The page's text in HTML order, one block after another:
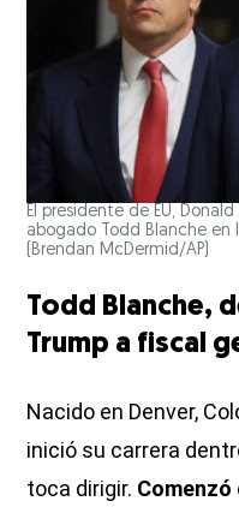
El presidente de EU,
abogado Todd Blanche
(Brendan McDermid/AP)
Todd Blanche,
Trump a fiscal
Nacido en Denver,
inició su carrera
toca dirigir.